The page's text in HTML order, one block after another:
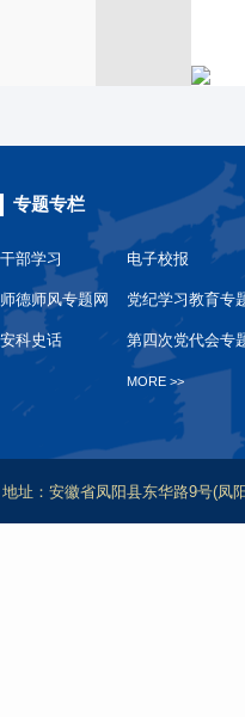
专题专栏
干部学习
师德师风专题网
安科史话
电子校报
党纪学习教育专
第四次党代会专
MORE >>
地址：安徽省凤阳县东华路9号(